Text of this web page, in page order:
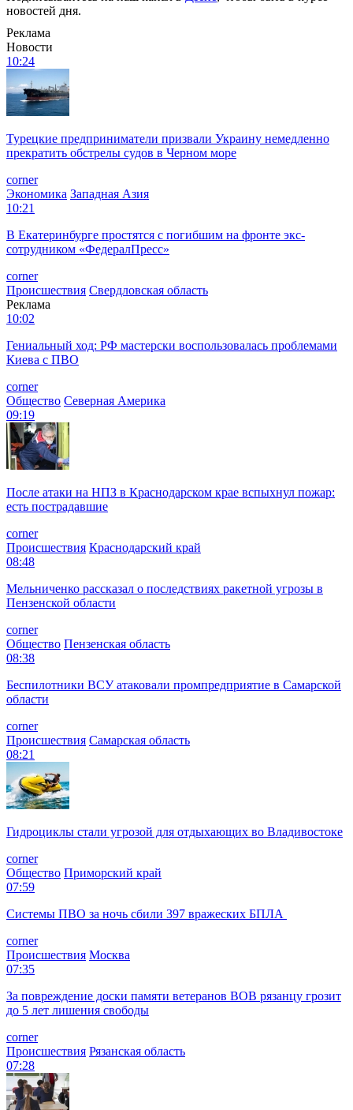
новостей дня.
Реклама
Новости
10:24
Турецкие предприниматели призвали Украину немедленно
прекратить обстрелы судов в Черном море
corner
Экономика Западная Азия
10:21
В Екатеринбурге простятся с погибшим на фронте экс-
сотрудником «ФедералПресс»
corner
Происшествия Свердловская область
Реклама
10:02
Гениальный ход: РФ мастерски воспользовалась проблемами
Киева с ПВО
corner
Общество Северная Америка
09:19
После атаки на НПЗ в Краснодарском крае вспыхнул пожар:
есть пострадавшие
corner
Происшествия Краснодарский край
08:48
Мельниченко рассказал о последствиях ракетной угрозы в
Пензенской области
corner
Общество Пензенская область
08:38
Беспилотники ВСУ атаковали промпредприятие в Самарской
области
corner
Происшествия Самарская область
08:21
Гидроциклы стали угрозой для отдыхающих во Владивостоке
corner
Общество Приморский край
07:59
Системы ПВО за ночь сбили 397 вражеских БПЛА
corner
Происшествия Москва
07:35
За повреждение доски памяти ветеранов ВОВ рязанцу грозит
до 5 лет лишения свободы
corner
Происшествия Рязанская область
07:28